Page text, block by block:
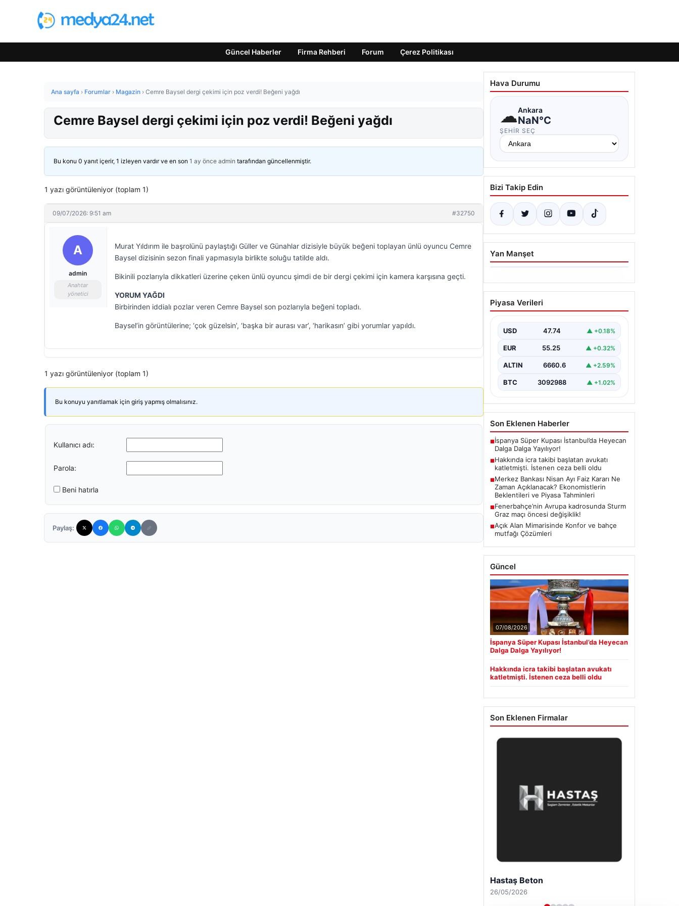
Güncel Haberler Firma Rehberi Forum Çerez Politikası
Ana sayfa › Forumlar › Magazin › Cemre Baysel dergi çekimi için poz verdi! Beğeni yağdı
Cemre Baysel dergi çekimi için poz verdi! Beğeni yağdı
Bu konu 0 yanıt içerir, 1 izleyen vardır ve en son 1 ay önce admin tarafından güncellenmiştir.
1 yazı görüntüleniyor (toplam 1)
09/07/2026: 9:51 am #32750
A
admin
Anahtar
yönetici
Murat Yıldırım ile başrolünü paylaştığı Güller ve Günahlar dizisiyle büyük beğeni toplayan ünlü oyuncu Cemre
Baysel dizisinin sezon finali yapmasıyla birlikte soluğu tatilde aldı.
Bikinili pozlarıyla dikkatleri üzerine çeken ünlü oyuncu şimdi de bir dergi çekimi için kamera karşısına geçti.
YORUM YAĞDI
Birbirinden iddialı pozlar veren Cemre Baysel son pozlarıyla beğeni topladı.
Baysel’in görüntülerine; ‘çok güzelsin’, ‘başka bir aurası var’, ‘harikasın’ gibi yorumlar yapıldı.
1 yazı görüntüleniyor (toplam 1)
Bu konuyu yanıtlamak için giriş yapmış olmalısınız.
Kullanıcı adı:
Parola:
Beni hatırla
Paylaş:
Hava Durumu
☁Ankara
NaN°C
ŞEHIR SEÇ
Bizi Takip Edin
Yan Manşet
06.08.2026
Hakkında icra takibi
başlatan avukatı
belli oldu
{"title": "İcra Takibine Zarar Verme
Nedeniyle Avukata Yönelik Silahlı
"content":…
Piyasa Verileri
USD 47.74 ▲ +0.18%
EUR 55.25 ▲ +0.32%
ALTIN 6660.6 ▲ +2.59%
BTC 3092988 ▲ +1.02%
Son Eklenen Haberler
■İspanya Süper Kupası İstanbul’da Heyecan
Dalga Dalga Yayılıyor!
■Hakkında icra takibi başlatan avukatı
katletmişti. İstenen ceza belli oldu
■Merkez Bankası Nisan Ayı Faiz Kararı Ne
Zaman Açıklanacak? Ekonomistlerin
Beklentileri ve Piyasa Tahminleri
■Fenerbahçe’nin Avrupa kadrosunda Sturm
Graz maçı öncesi değişiklik!
■Açık Alan Mimarisinde Konfor ve bahçe
mutfağı Çözümleri
Güncel
07/08/2026
İspanya Süper Kupası İstanbul’da Heyecan
Dalga Dalga Yayılıyor!
Hakkında icra takibi başlatan avukatı
katletmişti. İstenen ceza belli oldu
Son Eklenen Firmalar
Hastaş Beton
26/05/2026